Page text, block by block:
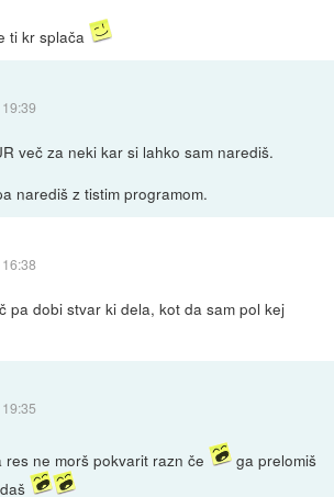
ti kr splača
več za neki kar si lahko sam narediš.
narediš z tistim programom.
pa dobi stvar ki dela, kot da sam pol kej
res ne morš pokvarit razn če
ga prelomiš